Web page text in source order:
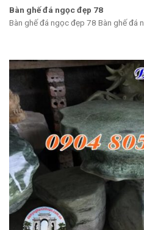
Bàn ghế đá ngọc đẹp 78
Bàn ghế đá ngọc đẹp 78 Bàn ghế đá